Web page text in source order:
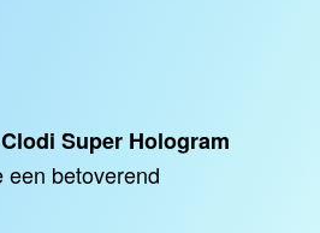
Clodi Super Hologram
een betoverend